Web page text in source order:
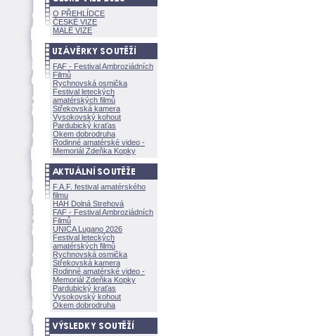
O PŘEHLÍDCE
ČESKÉ VIZE
MALÉ VIZE
FAF - Festival Ambroziádních
Filmů
Rychnovská osmička
Festival leteckých
amatérských filmů
Střekovská kamera
Vysokovský kohout
Pardubický kraťas
Okem dobrodruha
Rodinné amatérské video -
Memoriál Zdeňka Kopky
F.A.F. festival amatérského
filmu
HAH Dolná Strehov
FAF - Festival Ambroziádních
Filmů
UNICA Lugano 2026
Festival leteckých
amatérských filmů
Rychnovská osmička
Střekovská kamera
Rodinné amatérské video -
Memoriál Zdeňka Kopky
Pardubický kraťas
Vysokovský kohout
Okem dobrodruha